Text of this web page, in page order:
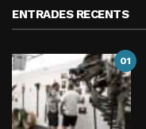
ENTRADES RECENTS
01